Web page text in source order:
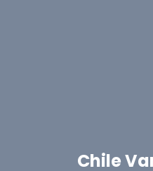
Chile